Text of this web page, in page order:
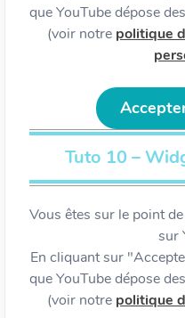
que YouTube dépose
(voir notre politique
Tuto 10 –
Vous êtes sur le point
sur
En cliquant sur
que YouTube dépose
(voir notre politique